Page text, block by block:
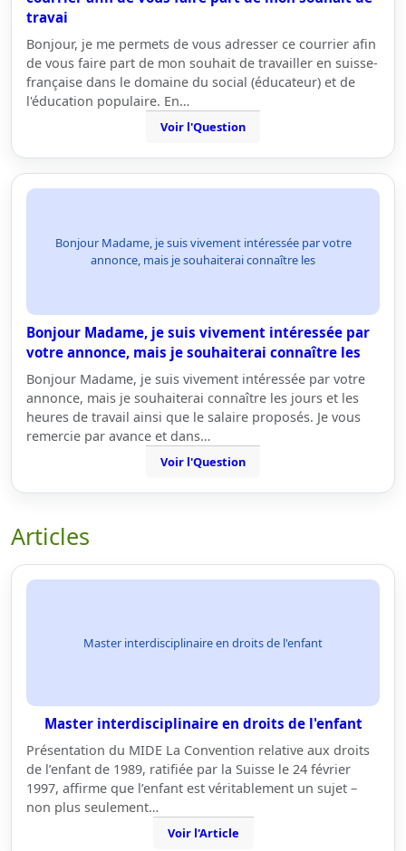
travai
Bonjour, je me permets de vous adresser ce courrier afin
de vous faire part de mon souhait de travailler en suisse-
française dans le domaine du social (éducateur) et de
l'éducation populaire. En…
Voir l'Question
Bonjour Madame, je suis vivement intéressée par votre
annonce, mais je souhaiterai connaître les
Bonjour Madame, je suis vivement intéressée par
votre annonce, mais je souhaiterai connaître les
Bonjour Madame, je suis vivement intéressée par votre
annonce, mais je souhaiterai connaître les jours et les
heures de travail ainsi que le salaire proposés. Je vous
remercie par avance et dans…
Voir l'Question
Articles
Master interdisciplinaire en droits de l'enfant
Master interdisciplinaire en droits de l'enfant
Présentation du MIDE La Convention relative aux droits
de l’enfant de 1989, ratifiée par la Suisse le 24 février
1997, affirme que l’enfant est véritablement un sujet –
non plus seulement…
Voir l'Article